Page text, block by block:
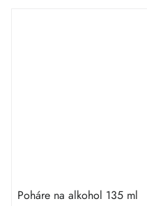
Poháre na alkohol 135 ml